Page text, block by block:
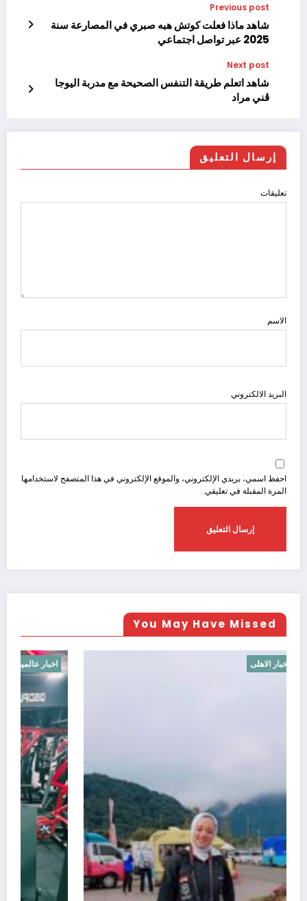
Previous post
شاهد ماذا فعلت كوتش هبه صبري في المصارعة سنة
2025 عبر تواصل اجتماعي
Next post
شاهد اتعلم طريقة التنفس الصحيحة مع مدربة اليوجا
ڤني مراد
إرسال التعليق
تعليقات
الاسم
البريد الالكتروني
احفظ اسمي، بريدي الإلكتروني، والموقع الإلكتروني في هذا المتصفح لاستخدامها
المرة المقبلة في تعليقي.
You May Have Missed
اخبار افريقيا